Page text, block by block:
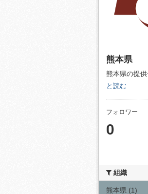
熊本県
熊本県の提
と読む
フォロワー
0
組織
熊本県 (1)